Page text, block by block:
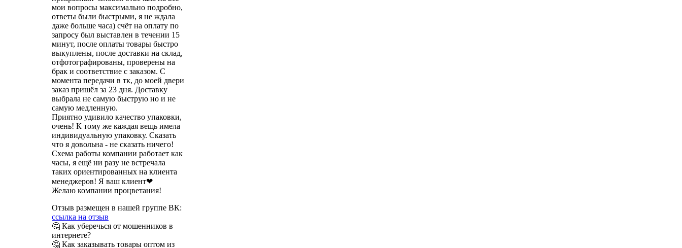
мои вопросы максимально подробно,
ответы были быстрыми, я не ждала
даже больше часа) счёт на оплату по
запросу был выставлен в течении 15
минут, после оплаты товары быстро
выкуплены, после доставки на склад,
отфотографированы, проверены на
брак и соответствие с заказом. С
момента передачи в тк, до моей двери
заказ пришёл за 23 дня. Доставку
выбрала не самую быструю но и не
самую медленную.
Приятно удивило качество упаковки,
очень! К тому же каждая вещь имела
индивидуальную упаковку. Сказать
что я довольна - не сказать ничего!
Схема работы компании работает как
часы, я ещё ни разу не встречала
таких ориентированных на клиента
менеджеров! Я ваш клиент❤
Желаю компании процветания!
Отзыв размещен в нашей группе ВК:
ссылка на отзыв
🤔 Как уберечься от мошенников в
интернете?
🤔 Как заказывать товары оптом из